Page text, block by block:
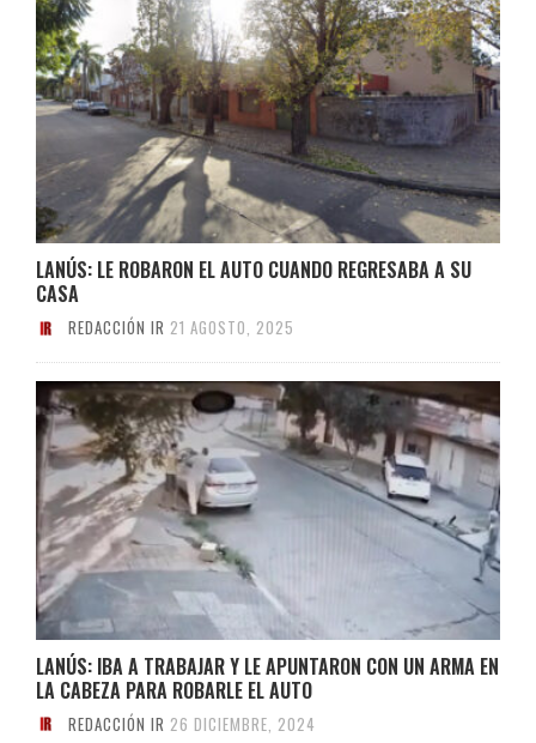
LANÚS: LE ROBARON EL AUTO CUANDO REGRESABA A SU
CASA
REDACCIÓN IR 21 AGOSTO, 2025
LANÚS: IBA A TRABAJAR Y LE APUNTARON CON UN ARMA EN
LA CABEZA PARA ROBARLE EL AUTO
REDACCIÓN IR 26 DICIEMBRE, 2024